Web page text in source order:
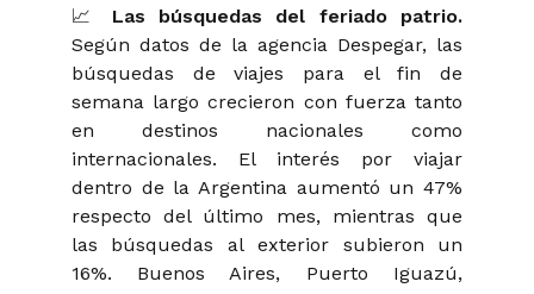
📈 Las búsquedas del feriado patrio.
Según datos de la agencia Despegar, las
búsquedas de viajes para el fin de
semana largo crecieron con fuerza tanto
en destinos nacionales como
internacionales. El interés por viajar
dentro de la Argentina aumentó un 47%
respecto del último mes, mientras que
las búsquedas al exterior subieron un
16%. Buenos Aires, Puerto Iguazú,